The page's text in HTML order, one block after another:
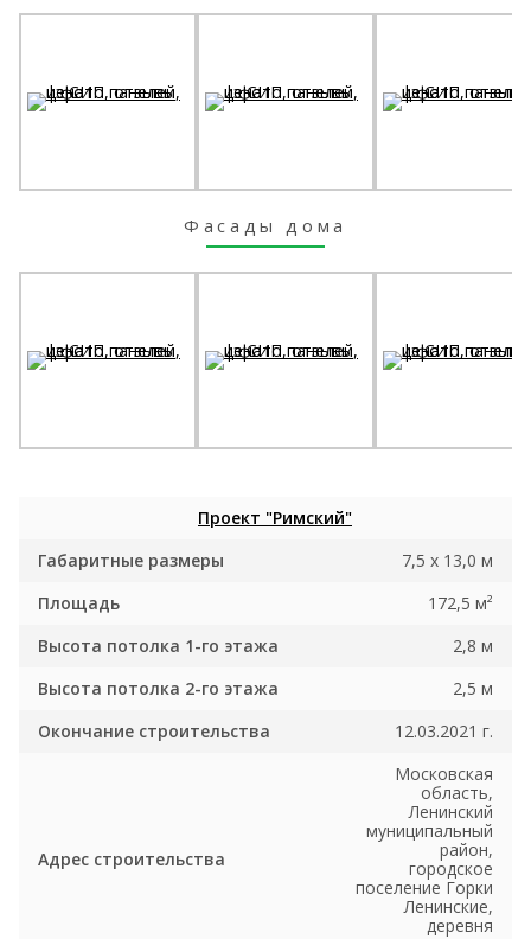
Фасады дома
Проект "Римский"
Габаритные размеры
7,5 х 13,0 м
Площадь
172,5 м²
Высота потолка 1-го этажа
2,8 м
Высота потолка 2-го этажа
2,5 м
Окончание строительства
12.03.2021 г.
Адрес строительства
Московская
область,
Ленинский
муниципальный
район,
городское
поселение Горки
Ленинские,
деревня